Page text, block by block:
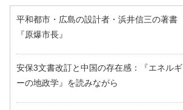
平和都市・広島の設計者・浜井信三の著書
『原爆市長』
安保3文書改訂と中国の存在感：『エネルギ
ーの地政学』を読みながら